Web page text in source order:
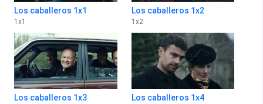
Los caballeros 1x1
1 x1
Los caballeros 1x2
1 x2
Los caballeros 1x3 Los caballeros 1x4